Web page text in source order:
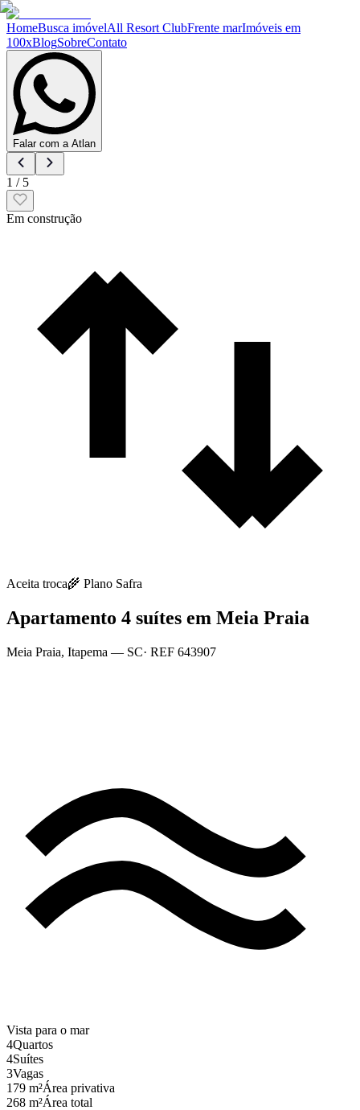
HomeBusca imóvelAll Resort ClubFrente marImóveis em
100xBlogSobreContato
Falar com a Atlan
1 / 5
Em construção
Aceita troca🌾 Plano Safra
Apartamento 4 suítes em Meia Praia
Meia Praia, Itapema — SC· REF 643907
Vista para o mar
4Quartos
4Suítes
3Vagas
179 m²Área privativa
268 m²Área total